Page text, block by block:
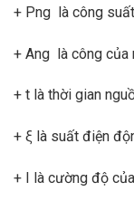
+ Png là công
+ Ang là công của
+ t là thời gian
+ ξ là suất điện
+ I là cường độ